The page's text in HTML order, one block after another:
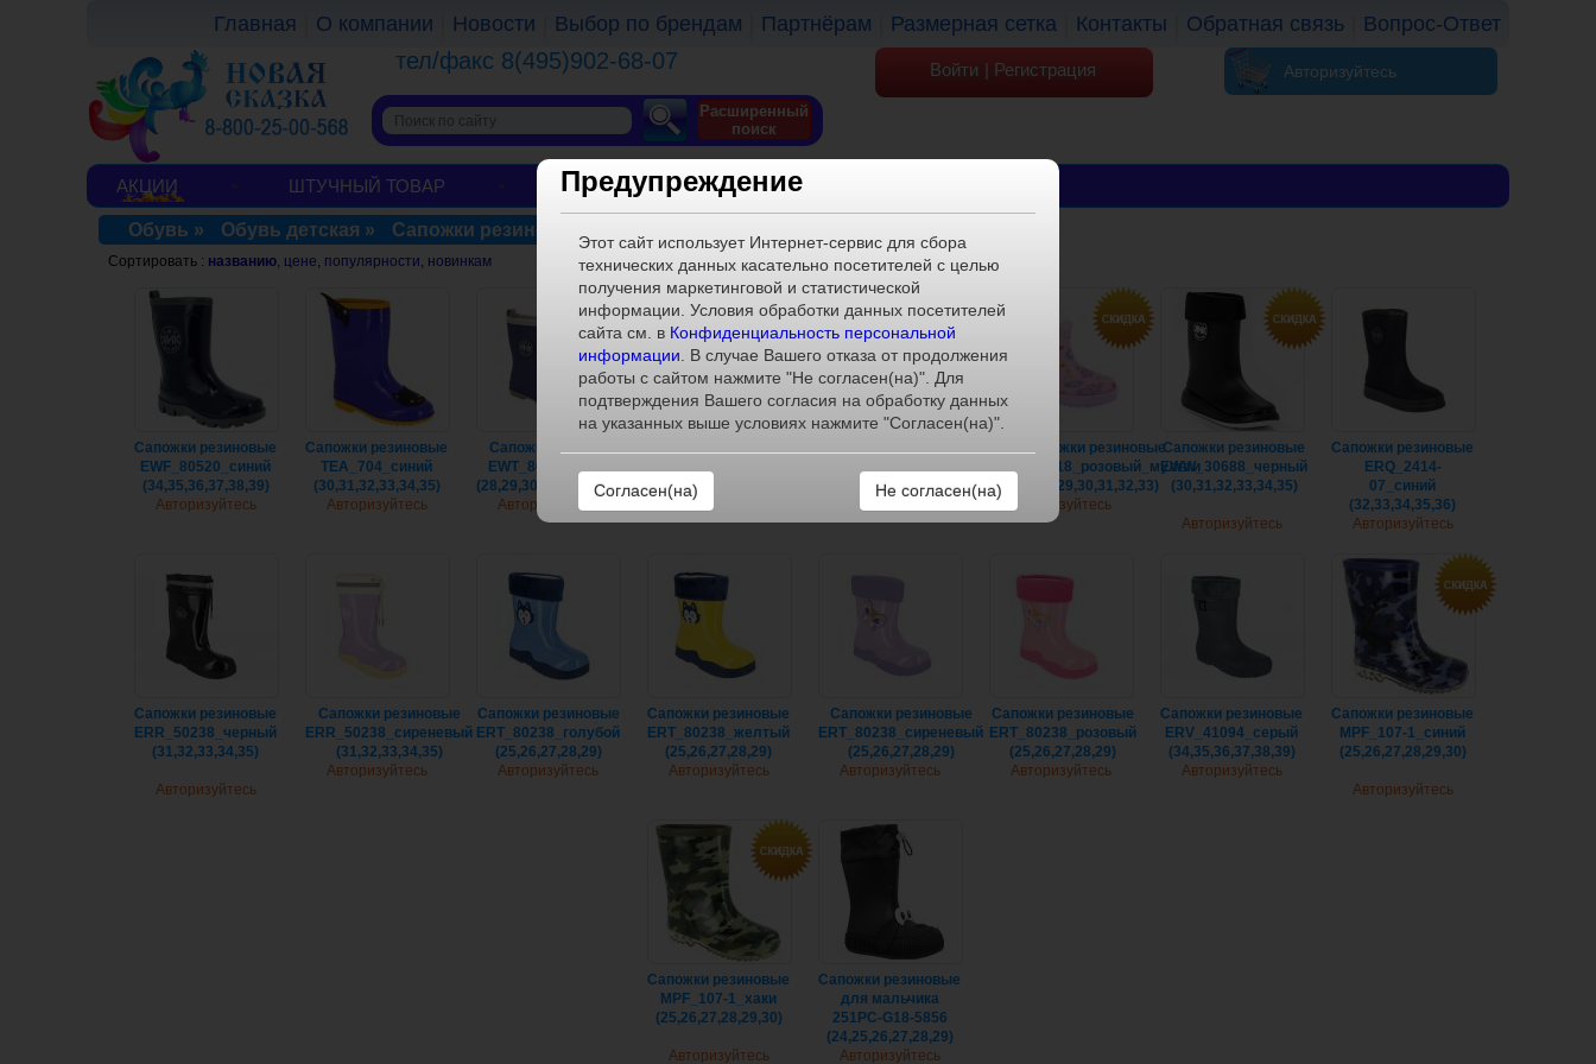
Главная О компании Новости Выбор по брендам Партнёрам Размерная сетка Контакты Обратная связь Вопрос-Ответ
АКЦИИ ШТУЧНЫЙ ТОВАР ОБУВЬ ОДЕЖДА
тел/факс 8(495)902-68-07 Авторизуйтесь
Войти | Регистрация
Расширенный
поиск
Обувь » Обувь детская » Сапожки резиновые детские
Сортировать : названию, цене, популярности, новинкам
Cапожки резиновые
EWF_80520_синий
(34,35,36,37,38,39)
Авторизуйтесь
Cапожки резиновые
TEA_704_синий
(30,31,32,33,34,35)
Авторизуйтесь
Cапожки резиновые
EWT_80829-1_синий
(28,29,30,31,32,33,34,35)
Авторизуйтесь
(28,29,30,31,32,33,34,35)
Авторизуйтесь
(28,29,30,31,32,33)
Авторизуйтесь
Cапожки резиновые
EWG_30618_розовый_мульти
(28,29,30,31,32,33)
Авторизуйтесь
Cапожки резиновые
EWW_30688_черный
(30,31,32,33,34,35)
Авторизуйтесь
Cапожки резиновые
ERQ_2414-
07_синий
(32,33,34,35,36)
Авторизуйтесь
Cапожки резиновые
ERR_50238_черный
(31,32,33,34,35)
Авторизуйтесь
Cапожки резиновые
ERR_50238_сиреневый
(31,32,33,34,35)
Авторизуйтесь
Cапожки резиновые
ERT_80238_голубой
(25,26,27,28,29)
Авторизуйтесь
Cапожки резиновые
ERT_80238_желтый
(25,26,27,28,29)
Авторизуйтесь
Cапожки резиновые
ERT_80238_сиреневый
(25,26,27,28,29)
Авторизуйтесь
Cапожки резиновые
ERT_80238_розовый
(25,26,27,28,29)
Авторизуйтесь
Cапожки резиновые
ERV_41094_серый
(34,35,36,37,38,39)
Авторизуйтесь
Сапожки резиновые
MPF_107-1_синий
(25,26,27,28,29,30)
Авторизуйтесь
Сапожки резиновые
MPF_107-1_хаки
(25,26,27,28,29,30)
Авторизуйтесь
Сапожки резиновые
для мальчика
251PC-G18-5856
(24,25,26,27,28,29)
Авторизуйтесь
Предупреждение
Этот сайт использует Интернет-сервис для сбора
технических данных касательно посетителей с целью
получения маркетинговой и статистической
информации. Условия обработки данных посетителей
сайта см. в Конфиденциальность персональной
информации. В случае Вашего отказа от продолжения
работы с сайтом нажмите "Не согласен(на)". Для
подтверждения Вашего согласия на обработку данных
на указанных выше условиях нажмите "Согласен(на)".
Не согласен(на)